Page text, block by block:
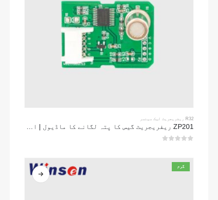
R32 ریفریجریٹ لیک سینسر
ZP201 ریفریجریٹ گیس کا پتہ لگانے کا ماڈیول | اعلی حساسیت R32 لیک سینسر
گرم